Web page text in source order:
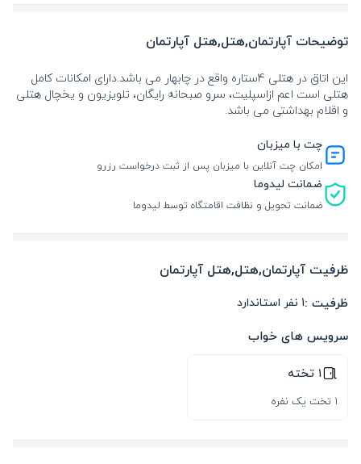
توضیحات آپارتمان,هتل,هتل آپارتمان
این اتاق در هتلی 4ستاره واقع در چابهار می باشد.دارای امکانات کامل
هتلی است اعم ازاسپلیت، سرو صبحانه رایگان، تلویزیون و یخچال هتلی
و اقلام بهداشتی می باشد.
چت با میزبان
امکان چت آنلاین با میزبان پس از ثبت درخواست رزرو
ضمانت لیدوما
ضمانت تحویل و نظافت اقامتگاه توسط لیدوما
ظرفیت آپارتمان,هتل,هتل آپارتمان
ظرفیت :1 نفر استاندارد
سرویس های خواب
1 تخته
1 تخت یک نفره